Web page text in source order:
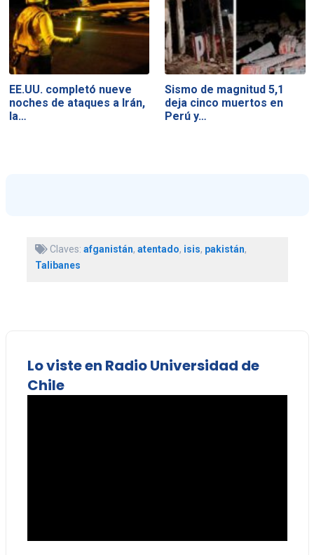
EE.UU. completó nueve
noches de ataques a Irán,
la…
Sismo de magnitud 5,1
deja cinco muertos en
Perú y…
Claves: afganistán, atentado, isis, pakistán,
Talibanes
Lo viste en Radio Universidad de
Chile